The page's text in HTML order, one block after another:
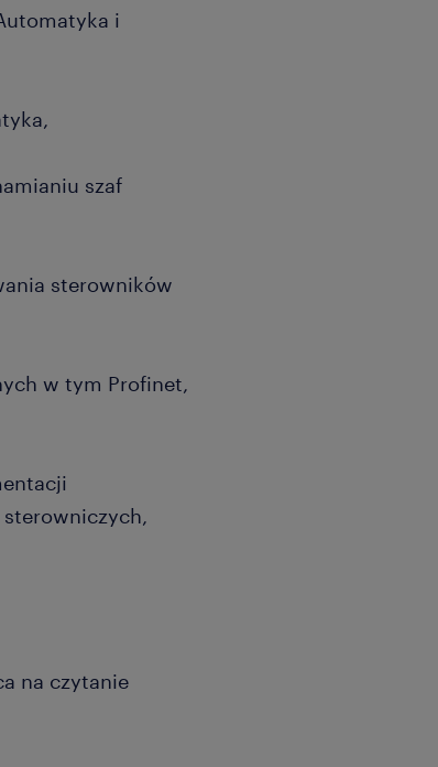
i
szaf
sterowników
w tym Profinet,
na czytanie